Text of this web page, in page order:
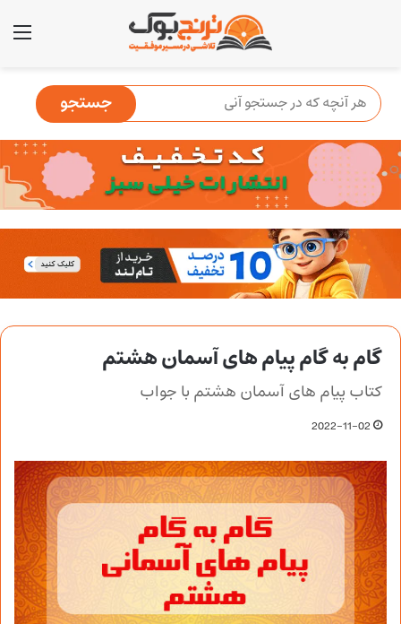
گام به گام پیام های آسمان هشتم
کتاب پیام های آسمان هشتم با جواب
2022-11-02